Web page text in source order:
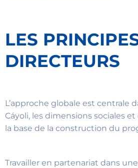
LES
DIRECTEURS
L’approche globale est centrale
Cáyoli, les dimensions sociales
la base de la construction du
Travailler en partenariat dans